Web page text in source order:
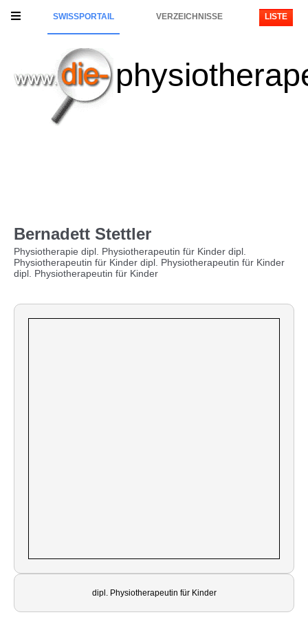
SWISSPORTAIL VERZEICHNISSE LISTE
Bernadett Stettler
Physiotherapie dipl. Physiotherapeutin für Kinder dipl.
Physiotherapeutin für Kinder dipl. Physiotherapeutin für Kinder
dipl. Physiotherapeutin für Kinder
dipl. Physiotherapeutin für Kinder